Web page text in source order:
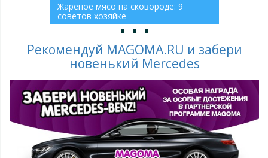
Жареное мясо на сковороде: 9
советов хозяйке
Рекомендуй MAGOMA.RU и забери
новенький Mercedes